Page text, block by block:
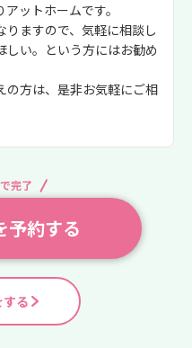
ットホームです。
ますので、気軽に相談し
しい。という方にはお勧め
の方は、是非お気軽にご相
完了
予約する
る